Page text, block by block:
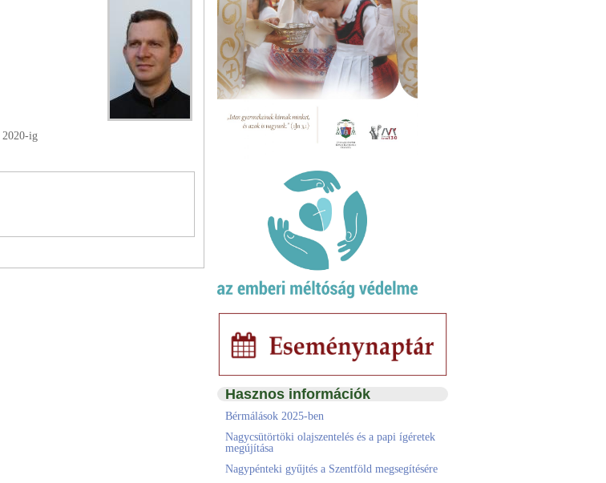
2020-ig
Hasznos információk
Bérmálások 2025-ben
Nagycsütörtöki olajszentelés és a papi ígéretek
megújítása
Nagypénteki gyűjtés a Szentföld megsegítésére